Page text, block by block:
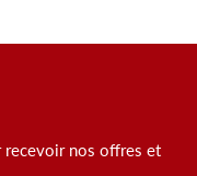
recevoir nos offres et